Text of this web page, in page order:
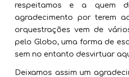
respeitamos e a quem
agradecimento por terem
orquestrações vem de
pelo Globo, uma forma de
sem no entanto desvirtuar
Deixamos assim um